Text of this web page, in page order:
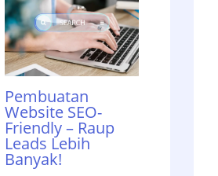
Pembuatan
Website SEO-
Friendly – Raup
Leads Lebih
Banyak!